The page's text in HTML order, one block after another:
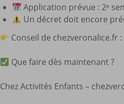
Application prévue : 2ᵉ
Un décret doit encore
Conseil de
Que faire dès maintenant ?
Chez Activités Enfants –